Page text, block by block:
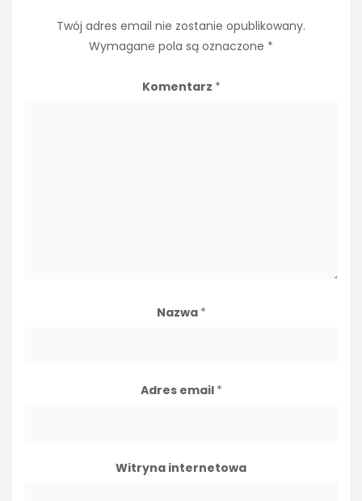
Twój adres email nie zostanie opublikowany.
Wymagane pola są oznaczone *
Komentarz *
Nazwa *
Adres email *
Witryna internetowa